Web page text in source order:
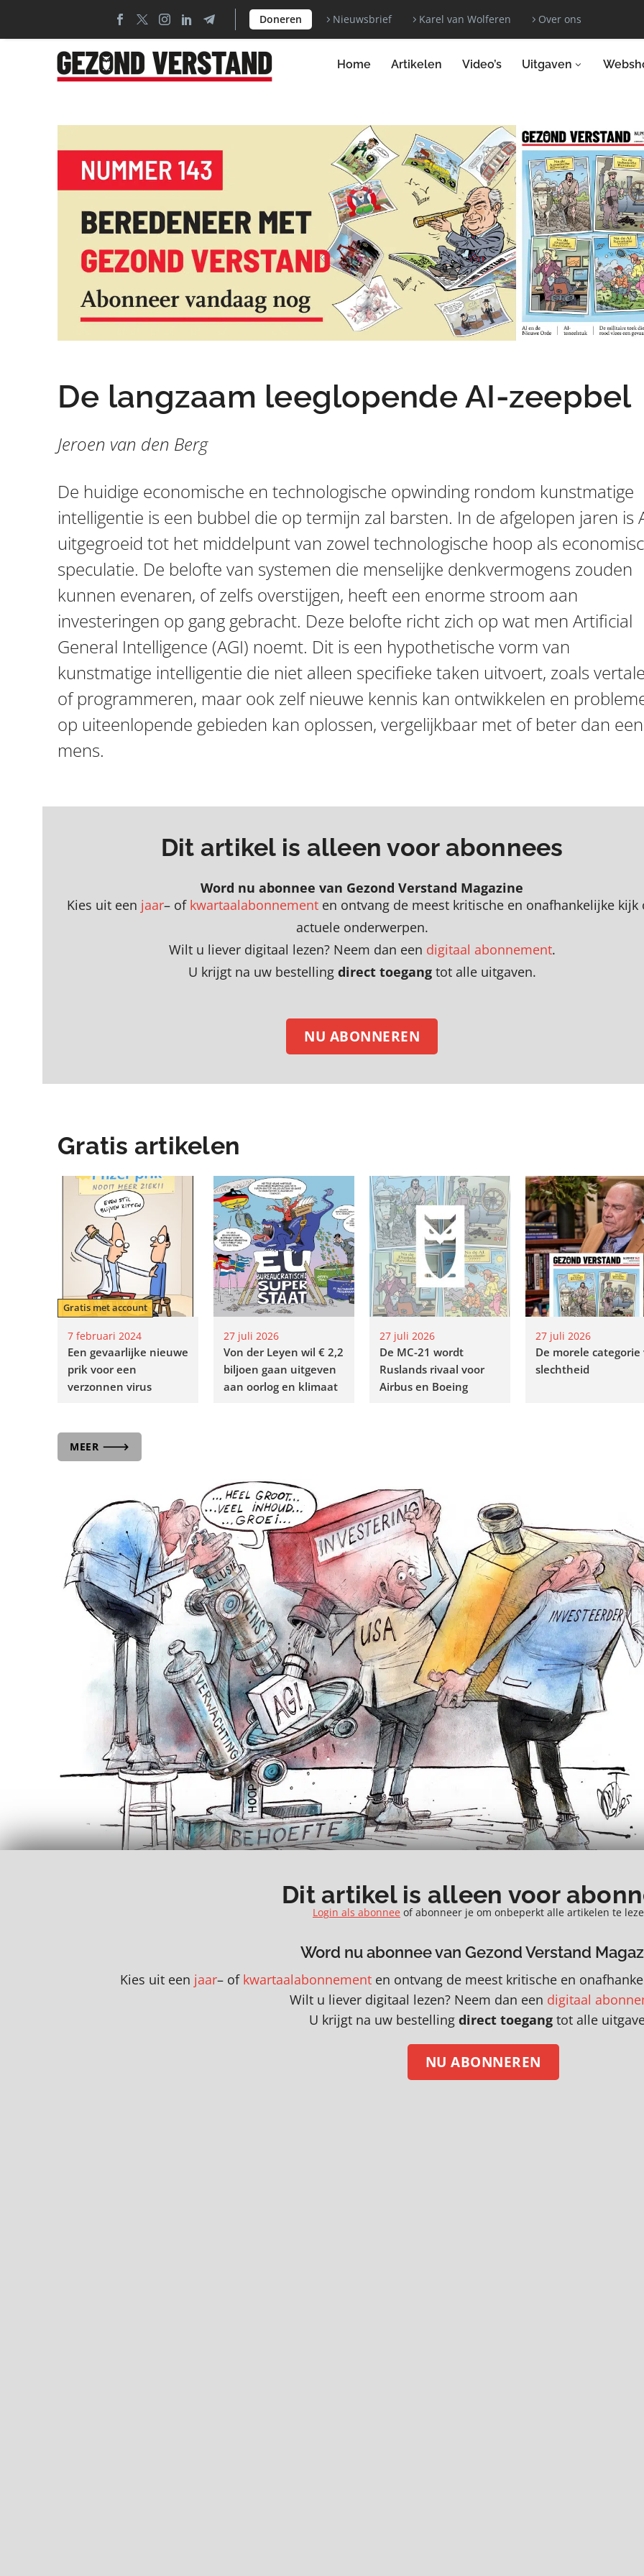
Doneren Nieuwsbrief Karel van Wolferen Over ons
Home Artikelen Video’s Uitgaven
De langzaam leeglopende AI-zeepbel
Jeroen van den Berg
De huidige economische en technologische opwinding rondom kunstmatige
intelligentie is een bubbel die op termijn zal barsten. In de afgelopen jaren is
uitgegroeid tot het middelpunt van zowel technologische hoop als
speculatie. De belofte van systemen die menselijke denkvermogens zouden
kunnen evenaren, of zelfs overstijgen, heeft een enorme stroom aan
investeringen op gang gebracht. Deze belofte richt zich op wat men Artificial
General Intelligence (AGI) noemt. Dit is een hypothetische vorm van
kunstmatige intelligentie die niet alleen specifieke taken uitvoert, zoals
of programmeren, maar ook zelf nieuwe kennis kan ontwikkelen en
op uiteenlopende gebieden kan oplossen, vergelijkbaar met of beter dan een
mens.
Dit artikel is alleen voor abonnees
Word nu abonnee van Gezond Verstand Magazine
Kies uit een jaar– of kwartaalabonnementen ontvang de meest kritische en onafhankelijke kijk
actuele onderwerpen.
Wilt u liever digitaal lezen? Neem dan een digitaal abonnement.
U krijgt na uw bestelling direct toegang tot alle uitgaven.
NU ABONNEREN
Gratis artikelen
7 februari 2024
Gratis met account
Een gevaarlijke nieuwe
prik voor een
verzonnen virus
27 juli 2026
Von der Leyen wil € 2,2
biljoen gaan uitgeven
aan oorlog en klimaat
27 juli 2026
De MC-21 wordt
Ruslands rivaal voor
Airbus en Boeing
27 juli 2026
De morele categorie
slechtheid
MEER 🡒
Dit artikel is alleen voor
Login als abonnee of abonneer je om onbeperkt alle artikelen te
Word nu abonnee van Gezond Verstand
Kies uit een jaar– of kwartaalabonnementen ontvang de meest kritische en
Wilt u liever digitaal lezen? Neem dan een digitaal
U krijgt na uw bestelling direct toegang tot alle
NU ABONNEREN